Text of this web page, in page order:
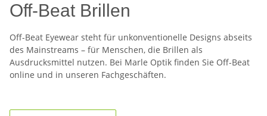
Off-Beat Brillen
Off-Beat Eyewear steht für unkonventionelle Designs abseits
des Mainstreams – für Menschen, die Brillen als
Ausdrucksmittel nutzen. Bei Marle Optik finden Sie Off-Beat
online und in unseren Fachgeschäften.